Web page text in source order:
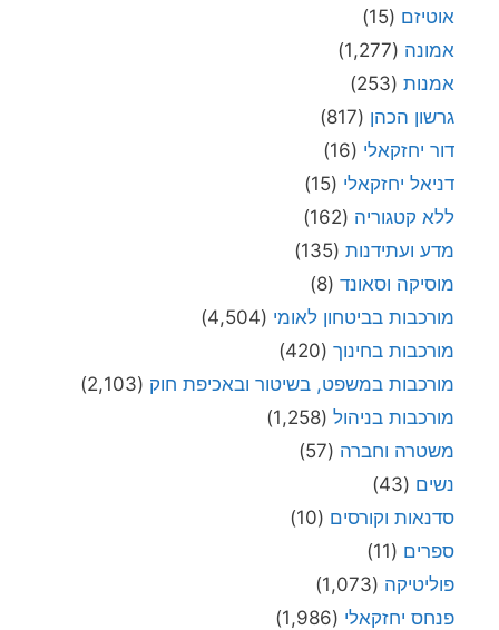
אוטיזם (15)
אמונה (1,277)
אמנות (253)
גרשון הכהן (817)
דור יחזקאלי (16)
דניאל יחזקאלי (15)
ללא קטגוריה (162)
מדע ועתידנות (135)
מוסיקה וסאונד (8)
מורכבות בביטחון לאומי (4,504)
מורכבות בחינוך (420)
מורכבות במשפט, בשיטור ובאכיפת חוק (2,103)
מורכבות בניהול (1,258)
משטרה וחברה (57)
נשים (43)
סדנאות וקורסים (10)
ספרים (11)
פוליטיקה (1,073)
פנחס יחזקאלי (1,986)